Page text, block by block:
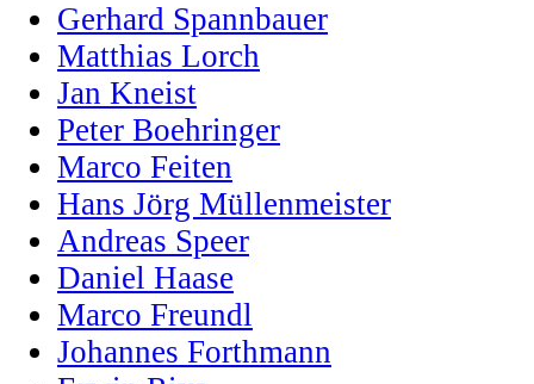
Gerhard Spannbauer
Matthias Lorch
Jan Kneist
Peter Boehringer
Marco Feiten
Hans Jörg Müllenmeister
Andreas Speer
Daniel Haase
Marco Freundl
Johannes Forthmann